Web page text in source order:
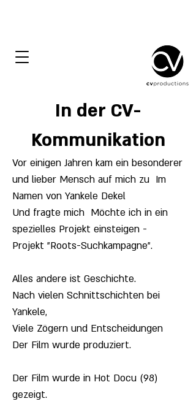
In der CV-
Kommunikation
Vor einigen Jahren kam ein besonderer
und lieber Mensch auf mich zu Im
Namen von Yankele Dekel
Und fragte mich Möchte ich in ein
spezielles Projekt einsteigen -
Projekt "Roots-Suchkampagne".
Alles andere ist Geschichte.
Nach vielen Schnittschichten bei
Yankele,
Viele Zögern und Entscheidungen
Der Film wurde produziert.
Der Film wurde in Hot Docu (98)
gezeigt.